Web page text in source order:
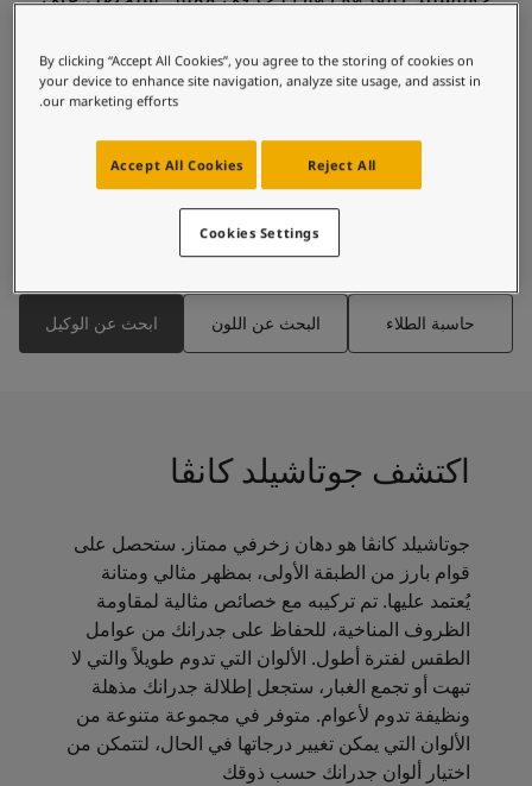
أحجز خدمات الدهان
Contact Us
مستندات المنتجات
مساحات تنبض بالحياة - أحدث مجموعة ألوان جوتن
عليها
جوتاشيلد كانڤا
قوام بارز
مقاومة للغبار والأتربة
حاسبة الطلاء البحث عن اللون ابحث عن الوكيل
اكتشف جوتاشيلد كانڤا
جوتاشيلد كانڤا هو دهان زخرفي ممتاز. ستحصل على
قوام بارز من الطبقة الأولى، بمظهر مثالي ومتانة
يُعتمد عليها. تم تركيبه مع خصائص مثالية لمقاومة
الظروف المناخية، للحفاظ على جدرانك من عوامل
الطقس لفترة أطول. الألوان التي تدوم طويلاً والتي لا
تبهت أو تجمع الغبار، ستجعل إطلالة جدرانك مذهلة
ونظيفة تدوم لأعوام. متوفر في مجموعة متنوعة من
الألوان التي يمكن تغيير درجاتها في الحال، لتتمكن من
اختيار ألوان جدرانك حسب ذوقك
By clicking “Accept All Cookies”, you agree to the storing of cookies on
your device to enhance site navigation, analyze site usage, and assist in
our marketing efforts.
Reject All
Accept All Cookies
Cookies Settings